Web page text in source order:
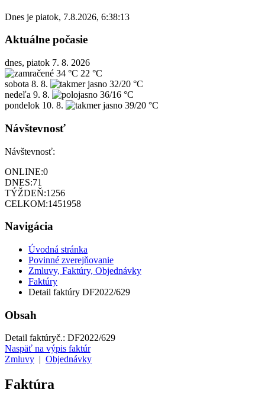
Dnes je piatok, 7.8.2026, 6:38:13
Aktuálne počasie
dnes, piatok 7. 8. 2026
34 °C 22 °C
sobota 8. 8.
32/20 °C
nedeľa 9. 8.
36/16 °C
pondelok 10. 8. 39/20 °C
Návštevnosť
Návštevnosť:
ONLINE:0
DNES:71
TÝŽDEŇ:1256
CELKOM:1451958
Navigácia
Úvodná stránka
Povinné zverejňovanie
Zmluvy, Faktúry, Objednávky
Faktúry
Detail faktúry DF2022/629
Obsah
Detail faktúryč.: DF2022/629
Naspäť na výpis faktúr
Zmluvy
Objednávky
Faktúra